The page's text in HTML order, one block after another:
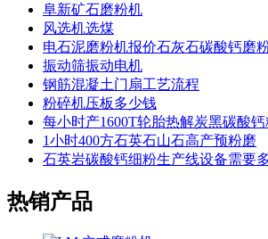
阜新矿石磨粉机
风选机选煤
电石泥磨粉机报价石灰石碳酸钙磨
振动筛振动电机
钢筋混凝土门扇工艺流程
粉碎机压板多少钱
每小时产1600T轮胎热解炭黑碳酸
1小时400方石英石山石高产预粉磨
石英岩碳酸钙细粉生产线设备需要
热销产品